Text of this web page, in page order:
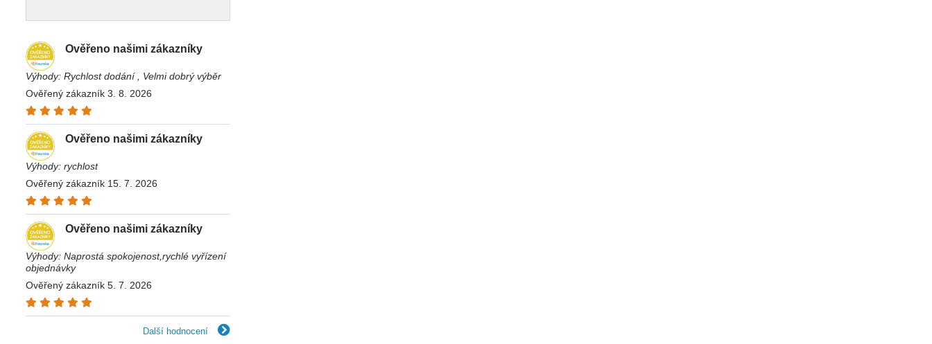
Ověřeno našimi zákazníky
Výhody: Rychlost dodání , Velmi dobrý výběr
Ověřený zákazník 3. 8. 2026
Ověřeno našimi zákazníky
Výhody: rychlost
Ověřený zákazník 15. 7. 2026
Ověřeno našimi zákazníky
Výhody: Naprostá spokojenost,rychlé vyřízení
objednávky
Ověřený zákazník 5. 7. 2026
Další hodnocení